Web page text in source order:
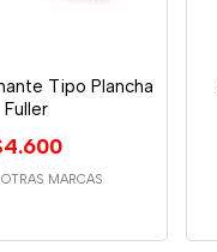
Tipo Plancha
Fuller
OTRAS MARCAS